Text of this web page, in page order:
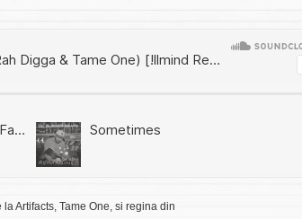
Artifacts, Tame One, si regina din